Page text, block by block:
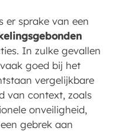
er sprake van een
In zulke gevallen
goed bij het
vergelijkbare
van context, zoals
onveiligheid,
gebrek aan